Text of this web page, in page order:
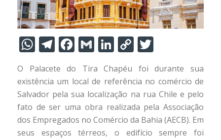
W
h
at
s
A
p
T
e
gr
a
m
F
ac
e
b
o
o
G
m
ai
l
Li
k
e
dI
n
C
o
p
y
Li
n
w
itt
er
O Palacete do Tira Chapéu foi durante sua
existência um local de referência no comércio de
Salvador pela sua localização na rua Chile e pelo
fato de ser uma obra realizada pela Associação
dos Empregados no Comércio da Bahia (AECB). Em
seus espaços térreos, o edifício sempre foi